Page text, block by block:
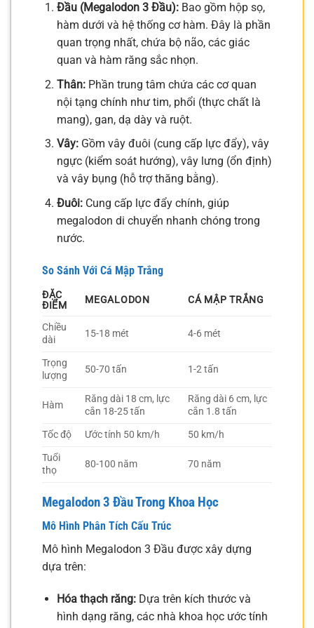
Đầu (Megalodon 3 Đầu):Bao gồm hộp sọ,
hàm dưới và hệ thống cơ hàm. Đây là phần
quan trọng nhất, chứa bộ não, các giác
quan và hàm răng sắc nhọn.
Thân:Phần trung tâm chứa các cơ quan
nội tạng chính như tim, phổi (thực chất là
mang), gan, dạ dày và ruột.
Vây:Gồm vây đuôi (cung cấp lực đẩy), vây
ngực (kiểm soát hướng), vây lưng (ổn định)
và vây bụng (hỗ trợ thăng bằng).
Đuôi:Cung cấp lực đẩy chính, giúp
megalodon di chuyển nhanh chóng trong
nước.
So Sánh Với Cá Mập Trắng
ĐẶC
ĐIỂM
MEGALODON CÁ MẬP TRẮNG
Chiều
dài
15-18 mét 4-6 mét
Trọng
lượng
50-70 tấn 1-2 tấn
Hàm
Răng dài 18 cm, lực
cắn 18-25 tấn
Răng dài 6 cm, lực
cắn 1.8 tấn
Tốc độ
Ước tính 50 km/h
50 km/h
Tuổi
thọ
80-100 năm 70 năm
Megalodon 3 Đầu Trong Khoa Học
Mô Hình Phân Tích Cấu Trúc
Mô hình Megalodon 3 Đầu được xây dựng
dựa trên:
Hóa thạch răng:Dựa trên kích thước và
hình dạng răng, các nhà khoa học ước tính